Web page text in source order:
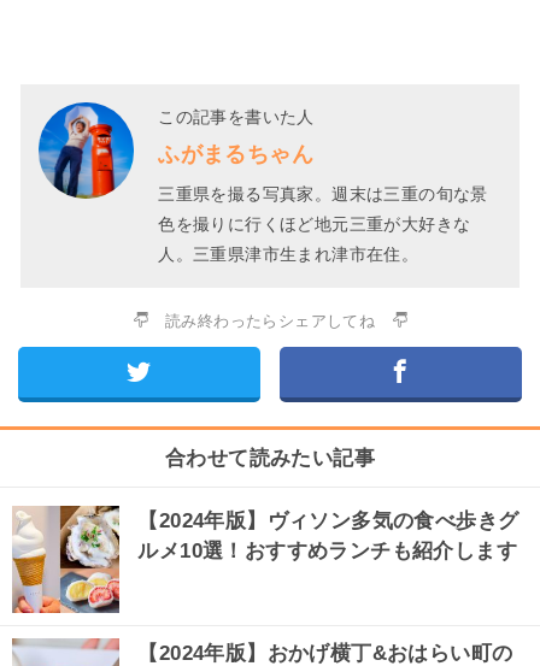
この記事を書いた人
ふがまるちゃん
三重県を撮る写真家。週末は三重の旬な景
色を撮りに行くほど地元三重が大好きな
人。三重県津市生まれ津市在住。
読み終わったらシェアしてね
合わせて読みたい記事
【2024年版】ヴィソン多気の食べ歩きグ
ルメ10選！おすすめランチも紹介します
【2024年版】おかげ横丁&おはらい町の